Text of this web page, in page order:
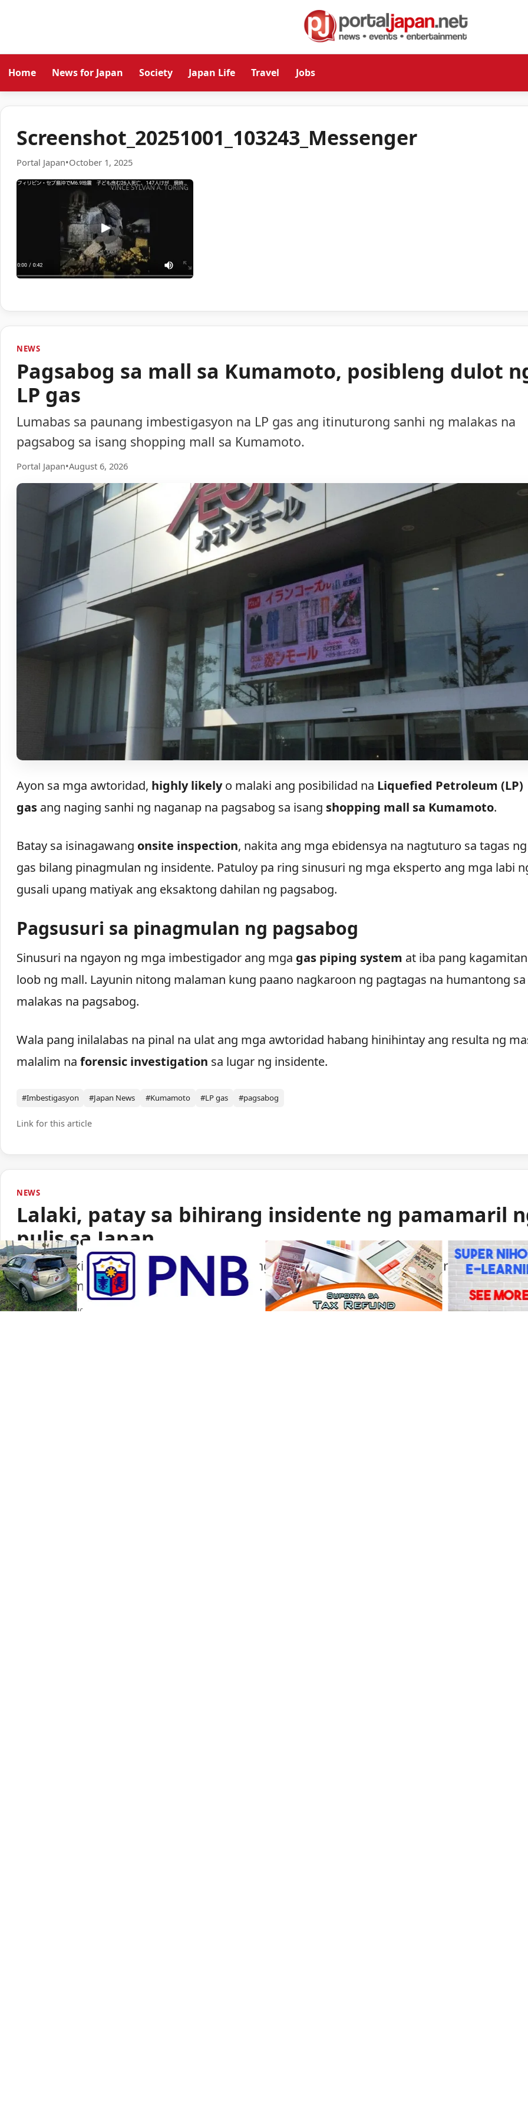
Home News for Japan Society Japan Life Travel Jobs
Screenshot_20251001_103243_Messenger
Portal Japan•October 1, 2025
NEWS
Pagsabog sa mall sa Kumamoto, posibleng dulot
LP gas
Lumabas sa paunang imbestigasyon na LP gas ang itinuturong sanhi ng malakas na
pagsabog sa isang shopping mall sa Kumamoto.
Portal Japan•August 6, 2026
Ayon sa mga awtoridad, highly likelyo malaki ang posibilidad na Liquefied Petroleum (LP)
gasang naging sanhi ng naganap na pagsabog sa isang shopping mall sa Kumamoto.
Batay sa isinagawang onsite inspection, nakita ang mga ebidensya na nagtuturo sa tagas ng
gas bilang pinagmulan ng insidente. Patuloy pa ring sinusuri ng mga eksperto ang mga labi
gusali upang matiyak ang eksaktong dahilan ng pagsabog.
Pagsusuri sa pinagmulan ng pagsabog
Sinusuri na ngayon ng mga imbestigador ang mga gas piping system at iba pang
loob ng mall. Layunin nitong malaman kung paano nagkaroon ng pagtagas na humantong sa
malakas na pagsabog.
Wala pang inilalabas na pinal na ulat ang mga awtoridad habang hinihintay ang resulta ng
malalim na forensic investigation sa lugar ng insidente.
#Imbestigasyon #Japan News #Kumamoto #LP gas #pagsabog
Link for this article
NEWS
Lalaki, patay sa bihirang insidente ng pamamaril
pulis sa Japan
Isang lalaki ang nasawi matapos barilin ng mga awtoridad sa isang bihirang
ng paggamit ng baril ng pulisya sa Japan.
Portal Japan•August 6, 2026